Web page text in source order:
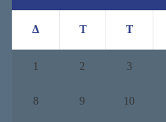
Δ Τ Τ
1 2 3
8 9 10